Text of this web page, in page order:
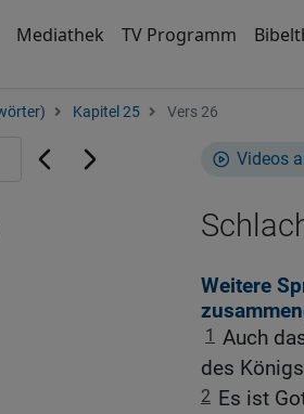
Mediathek TV Programm
Kapitel 25 Vers 26
Videos
Weitere
1 Auch
des
2 Es ist